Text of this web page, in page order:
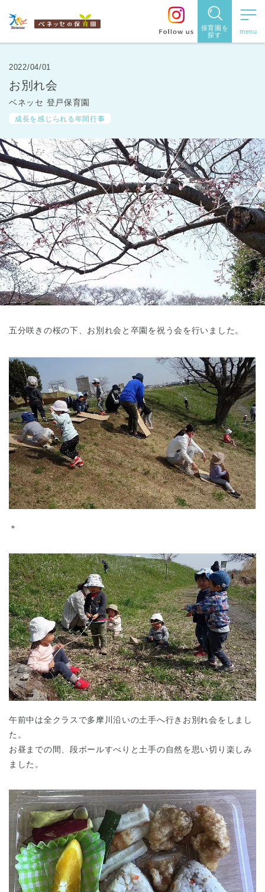
保育園を
探す
保育園を探す
す
都道府県
から探す
東京都
東京都 全域
2022/04/01
お別れ会
ベネッセ 登戸保育園
成長を感じられる年間行事
五分咲きの桜の下、お別れ会と卒園を祝う会を行いました。
＊
午前中は全クラスで多摩川沿いの土手へ行きお別れ会をしまし
た。
お昼までの間、段ボールすべりと土手の自然を思い切り楽しみ
ました。